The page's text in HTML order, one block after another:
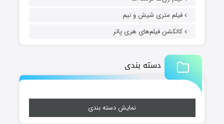
فیلم متری شیش و نیم
کالکشن فیلم‌های هری پاتر
دسته بندی
نمایش دسته بندی